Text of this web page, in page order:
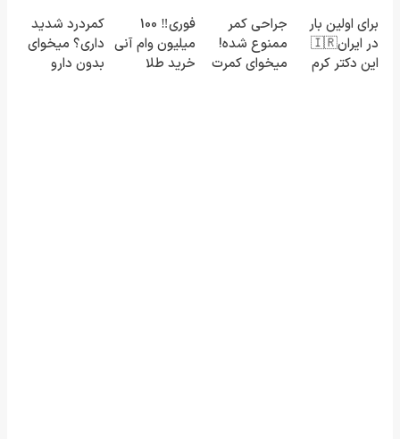
رو پر کن◖
فروشگاهت رو
ثبت کن
خرید محصول
با تخفیف ویژه
برای اولین بار
در ایران🇮🇷
این دکتر کرم
جراحی کمر
ممنوع شده!
میخوای کمرت
فوری‼️ 100
میلیون وام آنی
خرید طلا
کمردرد شدید
داری؟ میخوای
بدون دارو